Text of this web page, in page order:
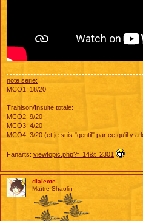
note serie:
MCO1: 18/20
Trahison/Insulte totale:
MCO2: 9/20
MCO3: 4/20
MCO4: 3/20 (et je suis "gentil" par ce qu'il y a
Fanarts: viewtopic.php?f=14&t=2301
dialecte
Maître Shaolin